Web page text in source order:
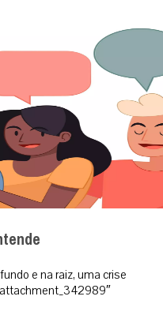
e na raiz, uma crise